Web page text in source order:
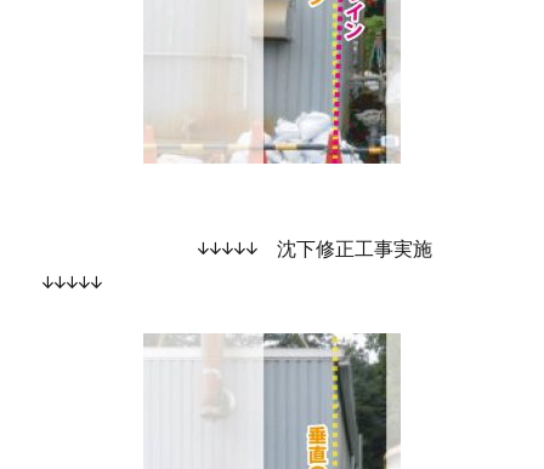
↓↓↓↓↓ 沈下修正工事実施
↓↓↓↓↓